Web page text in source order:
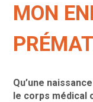
MON
Qu’une
le corps médical